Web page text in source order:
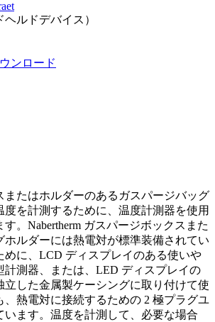
ルドデバイス）
ンロード
またはホルダーのあるガスパージバッグ
度を計測するために、温度計測器を使用
。Nabertherm ガスパージボックスまた
ホルダーには熱電対が標準装備されてい
めに、LCD ディスプレイのある使いや
計測器、または、LED ディスプレイの
立した金属製ケーシングに取り付けて使
、熱電対に接続するための 2 極プラグユ
います。温度を計測して、必要な場合